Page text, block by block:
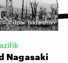
©dpa - Bildarchiv
Nagasaki